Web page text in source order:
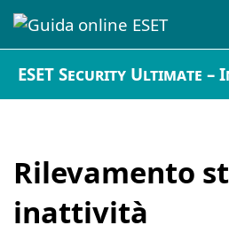
ESET Security Ultimate –
Rilevamento
inattività